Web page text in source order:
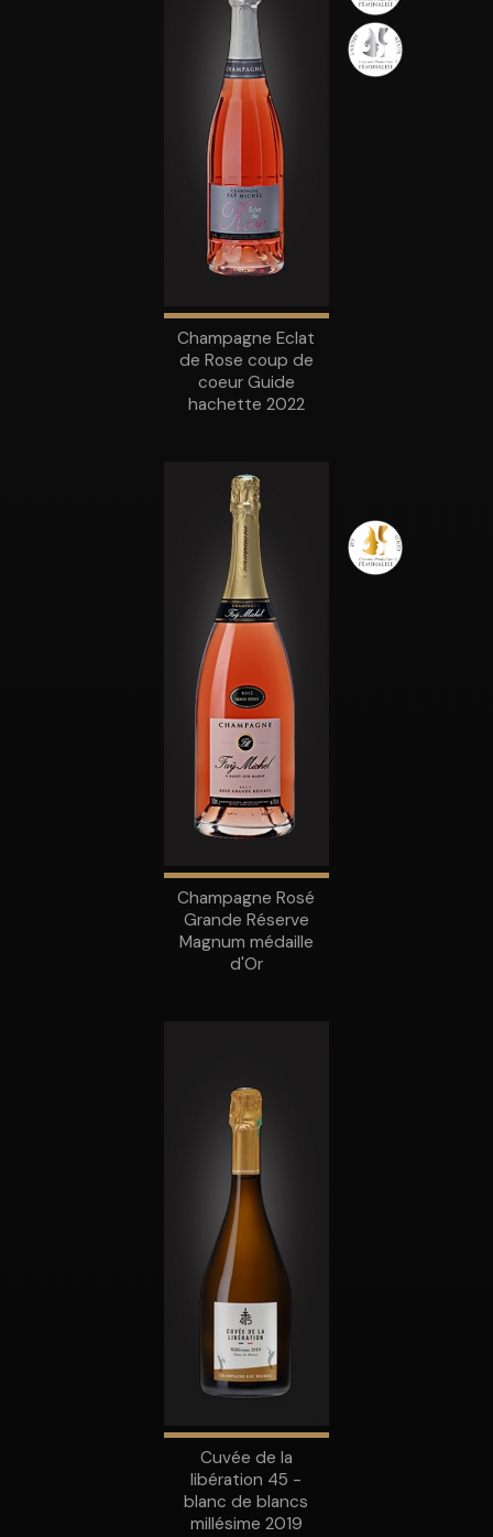
Champagne Eclat
de Rose coup de
coeur Guide
hachette 2022
Champagne Rosé
Grande Réserve
Magnum médaille
d'Or
Cuvée de la
libération 45 -
blanc de blancs
millésime 2019